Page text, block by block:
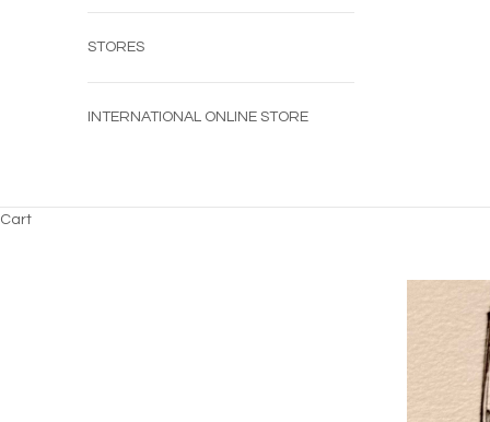
STORES
INTERNATIONAL ONLINE STORE
Cart